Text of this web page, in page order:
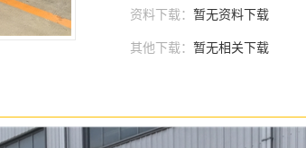
资料下载： 暂无资料下载
其他下载： 暂无相关下载